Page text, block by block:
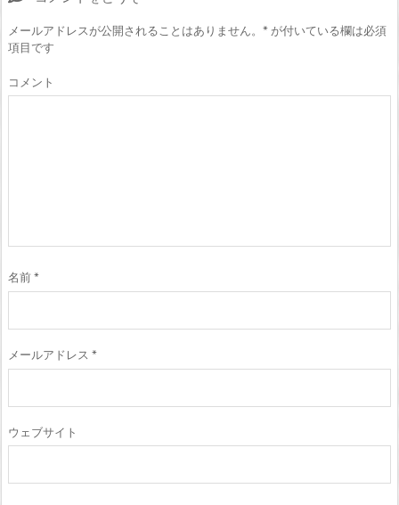
メールアドレスが公開されることはありません。 *が付いている欄は必須
項目です
コメント
名前*
メールアドレス *
ウェブサイト